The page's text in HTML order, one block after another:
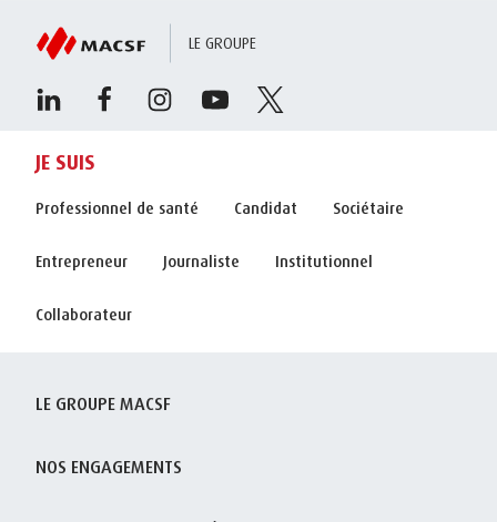
LE GROUPE
JE SUIS
Professionnel de santé Candidat Sociétaire
Entrepreneur Journaliste Institutionnel
Collaborateur
LE GROUPE MACSF
NOS ENGAGEMENTS